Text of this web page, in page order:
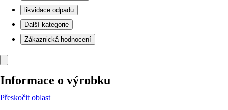
likvidace odpadu
Další kategorie
Zákaznická hodnocení
Informace o výrobku
Přeskočit oblast